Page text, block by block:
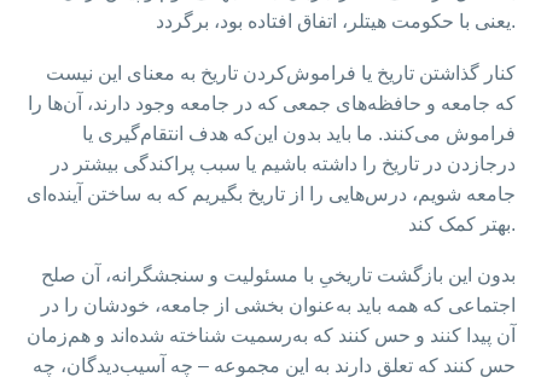
یعنی با حکومت هیتلر، اتفاق افتاده بود، برگردد.
کنار گذاشتن تاریخ یا فراموش‌کردن تاریخ به معنای این نیست
که جامعه و حافظه‌های جمعی که در جامعه وجود دارند، آن‌ها را
فراموش می‌کنند. ما باید بدون این‌که هدف انتقام‌گیری یا
درجازدن در تاریخ را داشته باشیم یا سبب پراکندگی بیشتر در
جامعه شویم، درس‌هایی را از تاریخ بگیریم که به ساختن آینده‌ای
بهتر کمک کند.
بدون این بازگشت تاریخیِ با مسئولیت و سنجشگرانه، آن صلح
اجتماعی که همه باید به‌عنوان بخشی از جامعه، خودشان را در
آن پیدا کنند و حس کنند که به‌رسمیت شناخته شده‌اند و هم‌زمان
حس کنند که تعلق دارند به این مجموعه – چه آسیب‌دیدگان، چه